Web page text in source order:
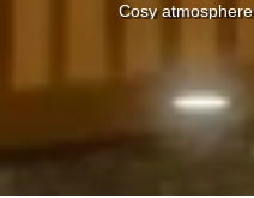
Cosy